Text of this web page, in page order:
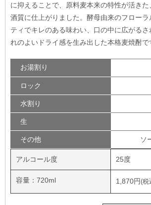
に抑えることで、原料麦本来の特性が活き
酒質に仕上がりました。酵母由来のフロー
ティでキレのある味わい、口の中に広がる
れのよいドライ感を生み出した本格麦焼酎で
お湯割り
ロック
水割り
生
その他 ソ
アルコール度 25度
容量：720ml 1,870円